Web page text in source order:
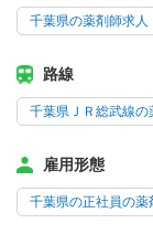
千葉県の薬剤師求人
路線
千葉県ＪＲ総武線の
雇用形態
千葉県の正社員の薬